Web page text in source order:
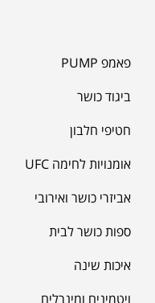
פאמפ PUMP
ביגוד כושר
חטיפי חלבון
אומנויות לחימה UFC
אביזרי כושר ואירובי
ספות כושר לבית
איכות שינה
ויטמינים ומינרלים